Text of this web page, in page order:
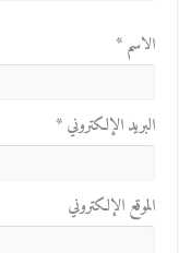
الاسم*
البريد الإلكتروني*
الموقع الإلكتروني